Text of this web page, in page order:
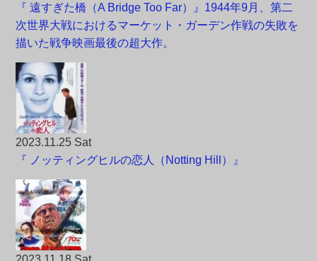
『 遠すぎた橋（A Bridge Too Far）』1944年9月、第二
次世界大戦におけるマーケット・ガーデン作戦の失敗を
描いた戦争映画最後の超大作。
2023.11.25 Sat
『 ノッティングヒルの恋人（Notting Hill）』